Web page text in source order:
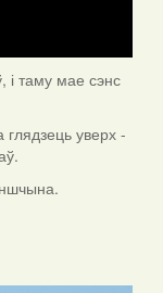
і таму мае сэнс
глядзець уверх -